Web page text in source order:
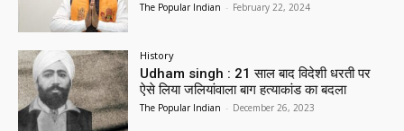
The Popular Indian - February 22, 2024
History
Udham singh : 21 साल बाद विदेशी धरती पर
ऐसे लिया जलियांवाला बाग हत्याकांड का बदला
The Popular Indian - December 26, 2023